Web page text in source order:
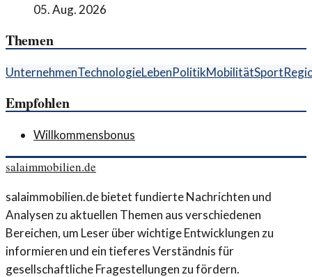
05. Aug. 2026
Themen
UnternehmenTechnologieLebenPolitikMobilitätSport
Empfohlen
Willkommensbonus
salaimmobilien.de
salaimmobilien.de bietet fundierte Nachrichten und
Analysen zu aktuellen Themen aus verschiedenen
Bereichen, um Leser über wichtige Entwicklungen zu
informieren und ein tieferes Verständnis für
gesellschaftliche Fragestellungen zu fördern.